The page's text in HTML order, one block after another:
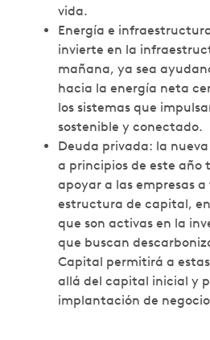
vida.
Energía e
invierte en la
mañana, ya sea
hacia la energía neta
los sistemas que
sostenible y conectado.
Deuda privada: la
a principios de este año
apoyar a las empresas
estructura de capital,
que son activas en la
que buscan
Capital permitirá a
allá del capital inicial y
implantación de